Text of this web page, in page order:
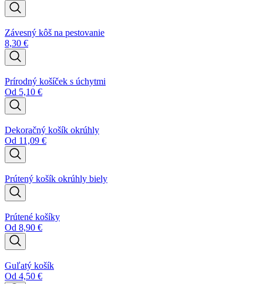
Závesný kôš na pestovanie
8,30 €
Prírodný košíček s úchytmi
Od 5,10 €
Dekoračný košík okrúhly
Od 11,09 €
Prútený košík okrúhly biely
Prútené košíky
Od 8,90 €
Guľatý košík
Od 4,50 €